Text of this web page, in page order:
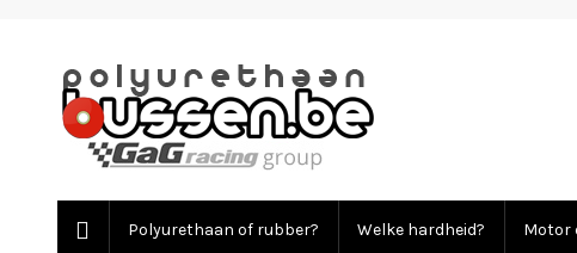
Polyurethaan of rubber? Welke hardheid? Motor